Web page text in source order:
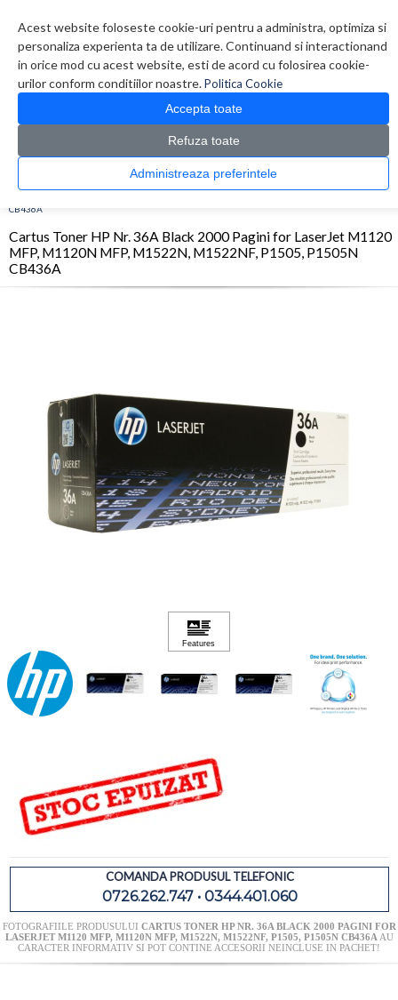
Acest website foloseste cookie-uri pentru a administra, optimiza si
personaliza experienta ta de utilizare. Continuand si interactionand
in orice mod cu acest website, esti de acord cu folosirea cookie-
urilor conform conditiilor noastre.Politica Cookie
Accepta toate
Refuza toate
Administreaza preferintele
0 produs(e)
CATALOG PRODUSE
Consumabile originale > Toner > Cartus Toner HP Nr. 36A Black 2000
CB436A
Cartus Toner HP Nr. 36A Black 2000 Pagini for LaserJet M1120
MFP, M1120N MFP, M1522N, M1522NF, P1505, P1505N
CB436A
COMANDA PRODUSUL TELEFONIC
0726.262.747 • 0344.401.060
FOTOGRAFIILE PRODUSULUI CARTUS TONER HP NR. 36A BLACK 2000 PAGINI FOR
LASERJET M1120 MFP, M1120N MFP, M1522N, M1522NF, P1505, P1505N CB436A AU
CARACTER INFORMATIV SI POT CONTINE ACCESORII NEINCLUSE IN PACHET!